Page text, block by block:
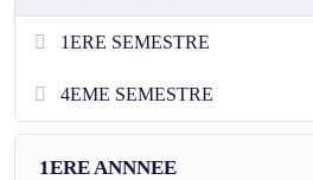
1ERE SEMESTRE
4EME SEMESTRE
1ERE ANNNEE